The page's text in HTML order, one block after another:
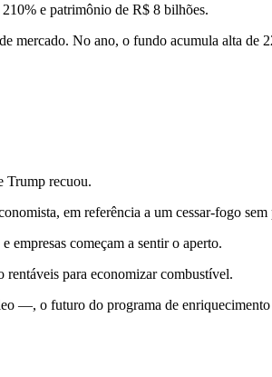
e patrimônio de R$ 8 bilhões.
mercado. No ano, o fundo acumula alta de
Trump recuou.
em referência a um cessar-fogo
começam a sentir o aperto.
para economizar combustível.
—, o futuro do programa de